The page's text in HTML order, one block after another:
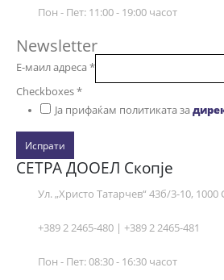
Пон - Пет: 11:00 - 19:00 часот
Newsletter
Е-маил адреса*
Checkboxes*
Ја прифаќам политиката за
Испрати
СЕТРА ДООЕЛ Скопје
Ул. „Христо Татарчев“ 43б/3-10, 1000
+389 2 2465-480 | +389 2 2465-481
Пон - Пет: 08:30 - 16:30 часот